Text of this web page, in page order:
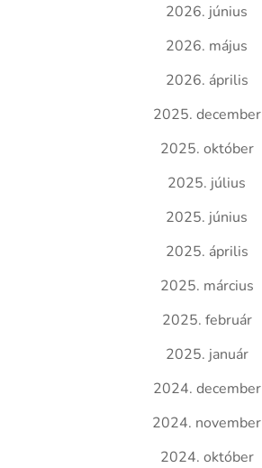
2026. június
2026. május
2026. április
2025. december
2025. október
2025. július
2025. június
2025. április
2025. március
2025. február
2025. január
2024. december
2024. november
2024. október